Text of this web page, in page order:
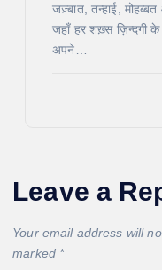
जज़्बात, तन्हाई,
जहाँ हर शख़्स ज़िन्दगी
अपने…
Leave a
Your email address will
marked *